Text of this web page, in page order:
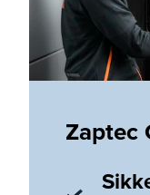
Zaptec